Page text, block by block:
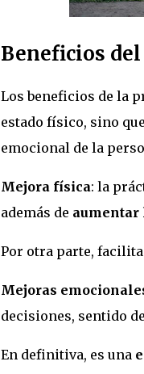
Beneficios
Los beneficios de la
estado físico, sino
emocional de la
Mejora física: la
además de
Por otra parte,
Mejoras
decisiones, sentido
En definitiva, es una